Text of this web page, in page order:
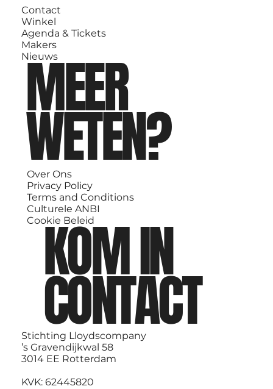
Contact
Winkel
Agenda & Tickets
Makers
Nieuws
MEER
WETEN?
Over Ons
Privacy Policy
Terms and Conditions
Culturele ANBI
Cookie Beleid
KOM IN
CONTACT
Stichting Lloydscompany
’s Gravendijkwal 58
3014 EE Rotterdam
KVK: 62445820